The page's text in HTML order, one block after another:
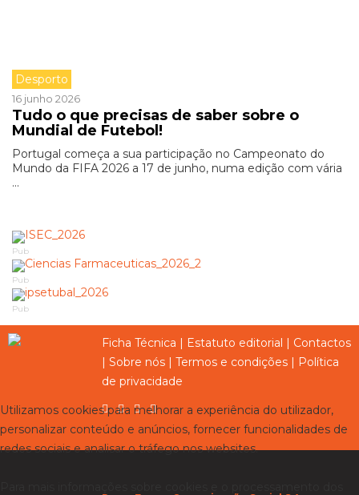
Desporto
16 junho 2026
Tudo o que precisas de saber sobre o
Mundial de Futebol!
Portugal começa a sua participação no Campeonato do
Mundo da FIFA 2026 a 17 de junho, numa edição com vária
...
Pub
Pub
Pub
Ficha Técnica | Estatuto editorial | Contactos
| Sobre nós | Termos e condições | Política
de privacidade
Utilizamos cookies para melhorar a experiência do utilizador,
personalizar conteúdo e anúncios, fornecer funcionalidades de
redes sociais e analisar o tráfego nos websites.